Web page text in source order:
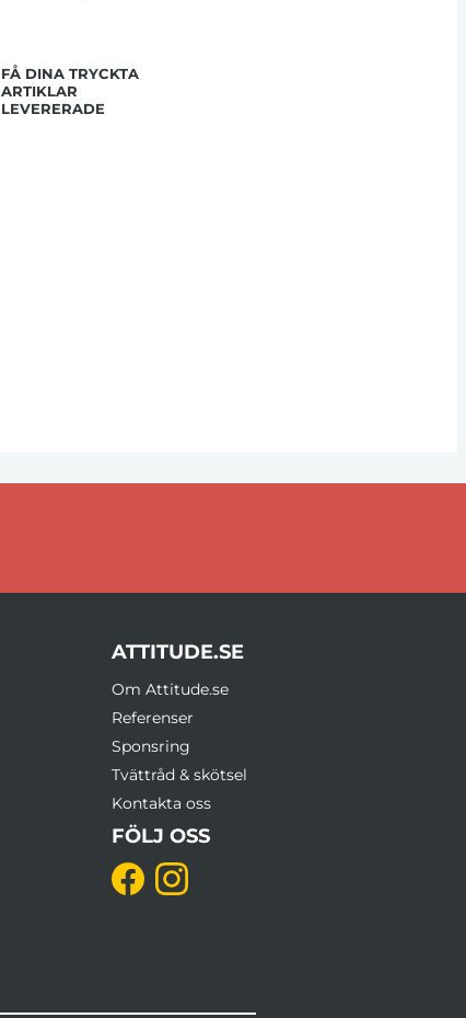
FÅ DINA TRYCKTA
ARTIKLAR
LEVERERADE
ATTITUDE.SE
Om Attitude.se
Referenser
Sponsring
Tvättråd & skötsel
Kontakta oss
FÖLJ OSS